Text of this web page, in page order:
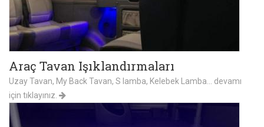
Araç Tavan Işıklandırmaları
Uzay Tavan, My Back Tavan, S lamba, Kelebek Lamba... devamı
için tıklayınız.